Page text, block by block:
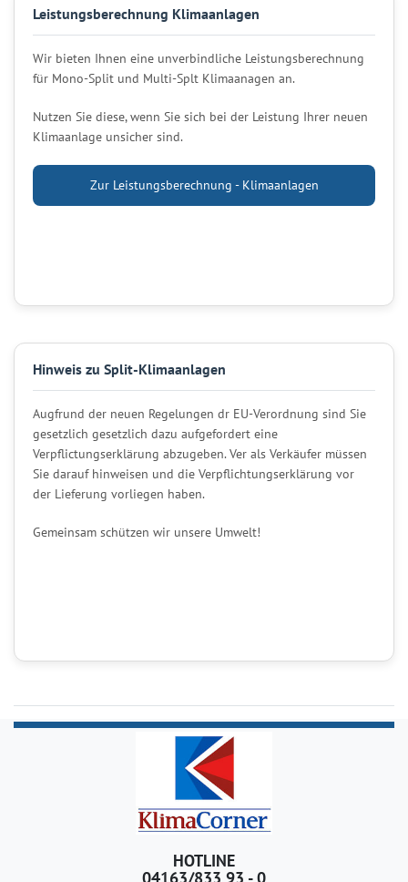
Leistungsberechnung Klimaanlagen
Wir bieten Ihnen eine unverbindliche Leistungsberechnung
für Mono-Split und Multi-Splt Klimaanagen an.
Nutzen Sie diese, wenn Sie sich bei der Leistung Ihrer neuen
Klimaanlage unsicher sind.
Zur Leistungsberechnung - Klimaanlagen
Hinweis zu Split-Klimaanlagen
Augfrund der neuen Regelungen dr EU-Verordnung sind Sie
gesetzlich gesetzlich dazu aufgefordert eine
Verpflictungserklärung abzugeben. Ver als Verkäufer müssen
Sie darauf hinweisen und die Verpflichtungserklärung vor
der Lieferung vorliegen haben.
Gemeinsam schützen wir unsere Umwelt!
HOTLINE
04163/833 93 - 0